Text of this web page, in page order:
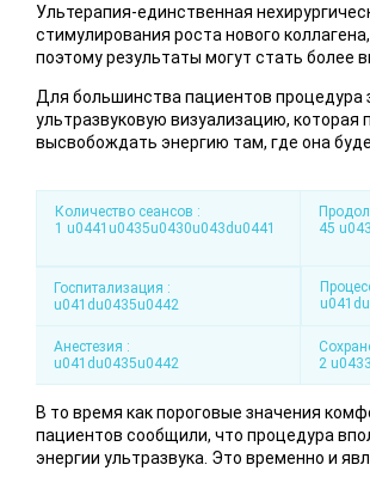
Ультерапия-единственная
стимулирования роста нового
поэтому результаты могут стать
Для большинства пациентов процедура
ультразвуковую визуализацию,
высвобождать энергию там, где она
Количество сеансов :
1 u0441u0435u0430u043du0441
45
Госпитализация :
u041du0435u0442
Анестезия :
u041du0435u0442
2
В то время как пороговые значения
пациентов сообщили, что процедура
энергии ультразвука. Это временно и